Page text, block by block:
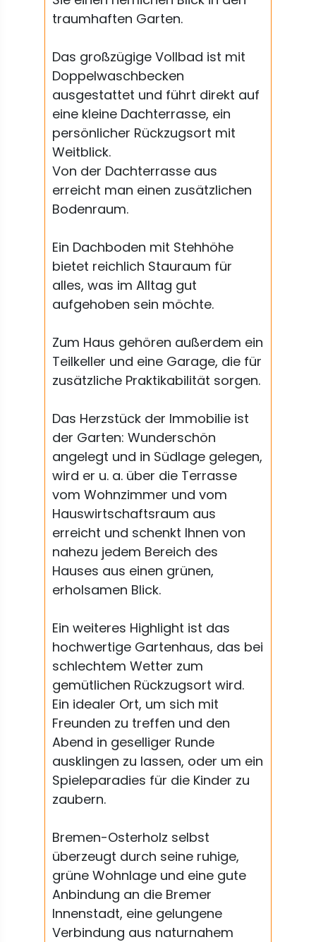
traumhaften Garten.
Das großzügige Vollbad ist mit
Doppelwaschbecken
ausgestattet und führt direkt auf
eine kleine Dachterrasse, ein
persönlicher Rückzugsort mit
Weitblick.
Von der Dachterrasse aus
erreicht man einen zusätzlichen
Bodenraum.
Ein Dachboden mit Stehhöhe
bietet reichlich Stauraum für
alles, was im Alltag gut
aufgehoben sein möchte.
Zum Haus gehören außerdem ein
Teilkeller und eine Garage, die für
zusätzliche Praktikabilität sorgen.
Das Herzstück der Immobilie ist
der Garten: Wunderschön
angelegt und in Südlage gelegen,
wird er u. a. über die Terrasse
vom Wohnzimmer und vom
Hauswirtschaftsraum aus
erreicht und schenkt Ihnen von
nahezu jedem Bereich des
Hauses aus einen grünen,
erholsamen Blick.
Ein weiteres Highlight ist das
hochwertige Gartenhaus, das bei
schlechtem Wetter zum
gemütlichen Rückzugsort wird.
Ein idealer Ort, um sich mit
Freunden zu treffen und den
Abend in geselliger Runde
ausklingen zu lassen, oder um ein
Spieleparadies für die Kinder zu
zaubern.
Bremen-Osterholz selbst
überzeugt durch seine ruhige,
grüne Wohnlage und eine gute
Anbindung an die Bremer
Innenstadt, eine gelungene
Verbindung aus naturnahem